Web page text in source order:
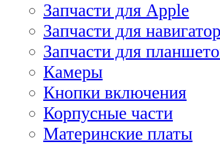
Запчасти для Apple
Запчасти для
Запчасти для
Камеры
Кнопки включения
Корпусные части
Материнские платы